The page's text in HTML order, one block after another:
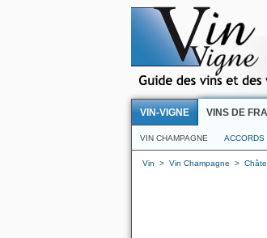
VIN-VIGNE VINS DE
VIN CHAMPAGNE
Vin > Vin Champagne >